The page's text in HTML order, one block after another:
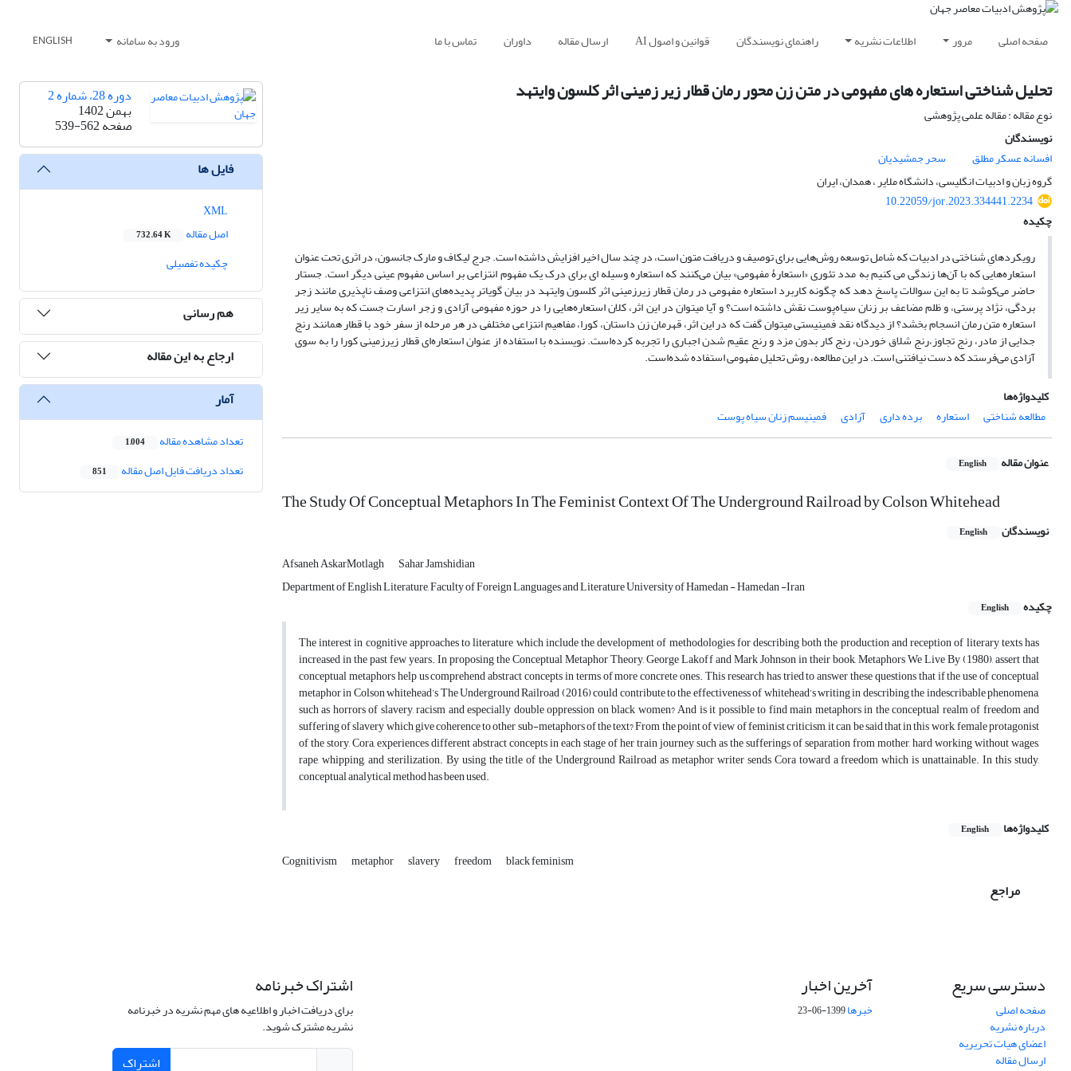
صفحه اصلی مرور اطلاعات نشریه راهنمای نویسندگان قوانین و اصول AI ارسال مقاله داوران تماس با ما ورود به سامانه ENGLISH
تحلیل شناختی استعاره های مفهومی در متن زن محور رمان قطار زیر زمینی اثر کلسون وایتهد
نوع مقاله : مقاله علمی پژوهشی
نویسندگان
افسانه عسکر مطلق
سحر جمشیدیان
گروه زبان و ادبیات انگلیسی، دانشگاه ملایر ، همدان، ایران
10.22059/jor.2023.334441.2234
چکیده
رویکردهایِ شناختی در ادبیات که شامل توسعه روش‌‌‌‌‌‌‌‌‌‌هایی برای توصیف و دریافت متون است، در چند سال اخیر افزایش داشته است. جرج لیکاف و مارک جانسون، در اثری تحت عنوان
استعاره‌‌‌‌‌‌‌‌‌‌هایی که با آن‌ها زندگی ‌‌‌‌‌‌‌‌‌‌‌‌‌‌‌‌‌‌‌‌‌‌‌‌‌‌می کنیم به مدد تئوری «استعارۀ مفهومی» بیان‌‌‌‌‌‌‌‌‌‌‌‌‌‌‌‌‌‌‌‌‌‌‌‌‌‌ می‌کنند که استعاره وسیله ای برای درک یک مفهوم انتزاعی بر اساس مفهوم عینی دیگر است. جستار
حاضر‌‌‌‌‌‌‌‌‌‌‌‌‌‌‌‌‌‌‌‌‌‌‌‌‌‌ می‌کوشد تا به این سوالات پاسخ دهد که چگونه کاربرد استعاره مفهومی در رمان قطار زیرزمینی اثر کلسون وایتهد در بیان گویاتر پدیده‌‌‌‌‌‌‌‌‌‌های انتزاعی وصف ناپذیری مانند زجر
بردگی، نژاد پرستی، و ظلم مضاعف بر زنان سیاه‌پوست نقش داشته است؟ و آیا ‌‌‌‌‌‌‌‌‌‌‌‌‌‌‌‌‌‌‌‌‌‌‌‌‌‌میتوان در این اثر، کلان استعاره‌‌‌‌‌‌‌‌‌‌هایی را در حوزه مفهومی آزادی و زجر اسارت جست که به سایر زیر
استعاره متن رمان انسجام بخشد؟ از دیدگاه نقد فمینیستی ‌‌‌‌‌‌‌‌‌‌‌‌‌‌‌‌‌‌‌‌‌‌‌‌‌‌میتوان گفت که در این اثر، قهرمان زن داستان، کورا، مفاهیم انتزاعی مختلفی در هر مرحله از سفر خود با قطار همانند رنج
جدایی از مادر، رنج تجاوز،رنج شلاق خوردن، رنج کار بدون مزد و رنج عقیم شدن اجباری را تجربه کرده‌است. نویسنده با استفاده از عنوان استعاره‌ای قطار زیرزمینی کورا را به سوی
آزادی‌‌‌‌‌‌‌‌‌‌‌‌‌‌‌‌‌‌‌‌‌‌‌‌‌‌ می‌فرستد که دست‌‌ نیافتنی‌ است. در این مطالعه، روش تحلیل مفهومی استفاده شده‌است.
کلیدواژه‌ها
مطالعه شناختی
استعاره برده داری آزادی فمینیسم زنان سیاه پوست
عنوان مقاله English
The Study Of Conceptual Metaphors In The Feminist Context Of The Underground Railroad by Colson Whitehead
نویسندگان English
Afsaneh AskarMotlagh
Sahar Jamshidian
Department of English Literature, Faculty of Foreign Languages and Literature University of Hamedan - Hamedan -Iran
چکیده
English
The interest in cognitive approaches to literature which include the development of methodologies for describing both the production and reception of literary texts has
increased in the past few years. In proposing the Conceptual Metaphor Theory, George Lakoff and Mark Johnson in their book, Metaphors We Live By (1980), assert that
conceptual metaphors help us comprehend abstract concepts in terms of more concrete ones. This research has tried to answer these questions that if the use of conceptual
metaphor in Colson whitehead’s The Underground Railroad (2016) could contribute to the effectiveness of whitehead’s writing in describing the indescribable phenomena,
such as horrors of slavery, racism and especially double oppression on black women? And is it possible to find main metaphors in the conceptual realm of freedom and
suffering of slavery which give coherence to other sub-metaphors of the text? From the point of view of feminist criticism, it can be said that in this work, female protagonist
of the story, Cora, experiences different abstract concepts in each stage of her train journey such as the sufferings of separation from mother, hard working without wages,
rape, whipping, and sterilization. By using the title of the Underground Railroad as metaphor writer sends Cora toward a freedom which is unattainable. In this study,
conceptual analytical method has been used.
کلیدواژه‌ها English
Cognitivism metaphor slavery freedom black feminism
مراجع
دوره 28، شماره 2
بهمن 1402
صفحه539-562
فایل ها
اصل مقاله
732.64 K
چکیده تفصیلی
هم رسانی
ارجاع به این مقاله
آمار
تعداد مشاهده مقاله 1,004
تعداد دریافت فایل اصل مقاله 851
دسترسی سریع
صفحه اصلی
درباره نشریه
اعضای هیات تحریریه
ارسال مقاله
آخرین اخبار
خبرها1399-06-23
اشتراک خبرنامه
برای دریافت اخبار و اطلاعیه های مهم نشریه در خبرنامه
نشریه مشترک شوید.
اشتراک